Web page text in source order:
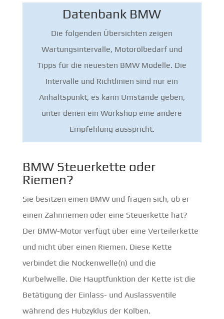
Datenbank BMW
Die folgenden Übersichten zeigen
Wartungsintervalle, Motorölbedarf und
Tipps für die neuesten BMW Modelle. Die
Intervalle und Richtlinien sind nur ein
Anhaltspunkt, es kann Umstände geben,
unter denen ein Workshop eine andere
Empfehlung ausspricht.
BMW Steuerkette oder
Riemen?
Sie besitzen einen BMW und fragen sich, ob er
einen Zahnriemen oder eine Steuerkette hat?
Der BMW-Motor verfügt über eine Verteilerkette
und nicht über einen Riemen. Diese Kette
verbindet die Nockenwelle(n) und die
Kurbelwelle. Die Hauptfunktion der Kette ist die
Betätigung der Einlass- und Auslassventile
während des Hubzyklus der Kolben.